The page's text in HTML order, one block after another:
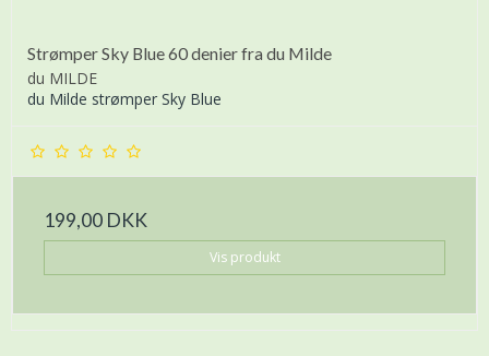
Strømper Sky Blue 60 denier fra du Milde
du MILDE
du Milde strømper Sky Blue
199,00 DKK
Vis produkt